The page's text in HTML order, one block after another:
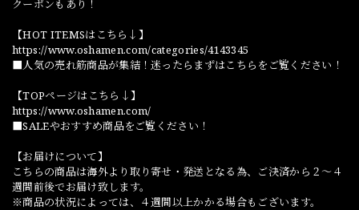
クーポンもあり！
【HOT ITEMSはこちら↓】
https://www.oshamen.com/categories/4143345
■人気の売れ筋商品が集結！迷ったらまずはこちらをご覧ください！
【TOPページはこちら↓】
https://www.oshamen.com/
■SALEやおすすめ商品をご覧ください！
【お届けについて】
こちらの商品は海外より取り寄せ・発送となる為、ご決済から２～４
週間前後でお届け致します。
※商品の状況によっては、４週間以上かかる場合もございます。